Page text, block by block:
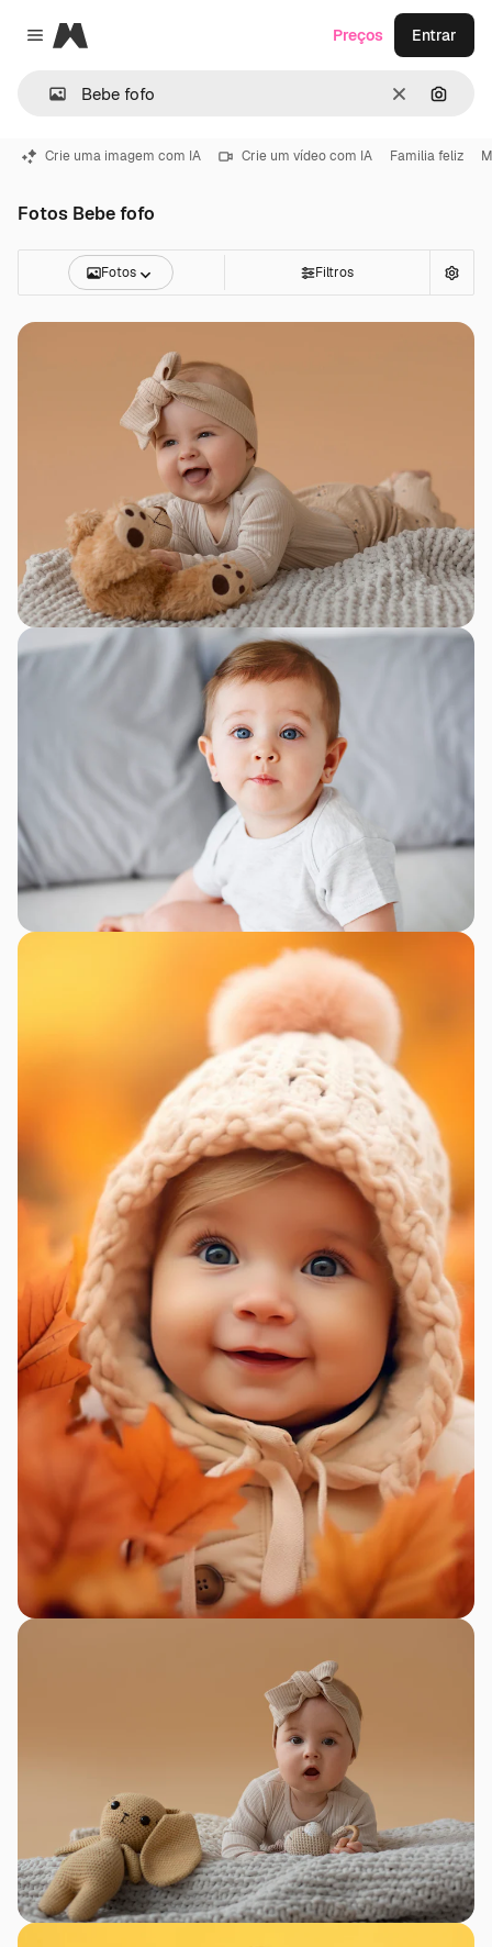
Close menu
Magnific
Limpar
Preços Entrar
Crie uma imagem com IA Crie um vídeo com IA Familia feliz
Fotos Bebe fofo
Fotos Filtros